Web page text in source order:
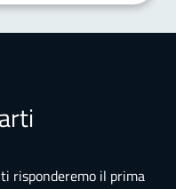
risponderemo il prima